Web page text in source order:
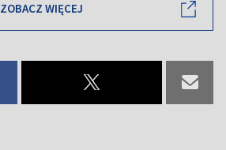
ZOBACZ WIĘCEJ